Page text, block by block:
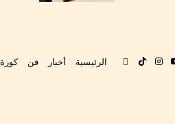
الرئيسية أخبار فن كورة ‫YouTubeانستقرام‫TikTokتواصل